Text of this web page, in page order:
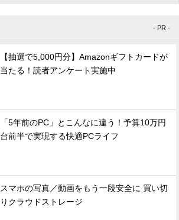
- PR -
【抽選で5,000円分】Amazonギフトカードが
当たる！読者アンケート実施中
「5年前のPC」とこんなに違う！予算10万円
台前半で実現する快適PCライフ
スマホの写真／動画をもう一段安全に 買い切
りクラウドストレージ